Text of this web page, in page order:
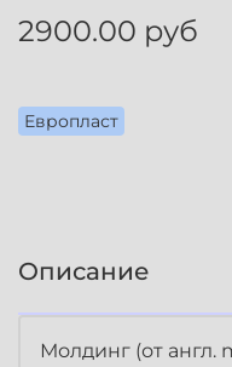
Европласт
2900.00 руб
Описание
Молдинг (от